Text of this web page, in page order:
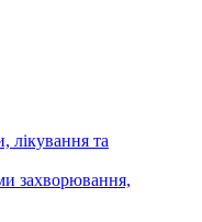
лікування та
захворювання,